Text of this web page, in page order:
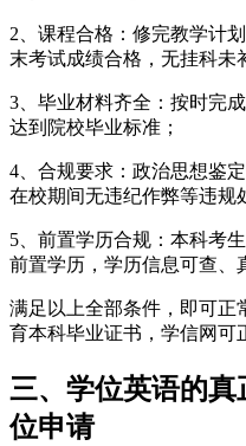
2、课程合格：修完教学计
末考试成绩合格，无挂科未
3、毕业材料齐全：按时完
达到院校毕业标准；
4、合规要求：政治思想鉴
在校期间无违纪作弊等违规
5、前置学历合规：本科考
前置学历，学历信息可查、
满足以上全部条件，即可正
育本科毕业证书，学信网可
三、学位英语的
位申请